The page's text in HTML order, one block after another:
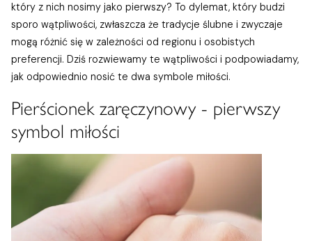
który z nich nosimy jako pierwszy? To dylemat, który budzi
sporo wątpliwości, zwłaszcza że tradycje ślubne i zwyczaje
mogą różnić się w zależności od regionu i osobistych
preferencji. Dziś rozwiewamy te wątpliwości i podpowiadamy,
jak odpowiednio nosić te dwa symbole miłości.
Pierścionek zaręczynowy - pierwszy
symbol miłości